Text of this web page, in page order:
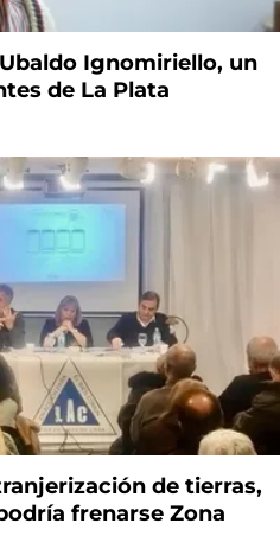
Ignomiriello, un
de La Plata
de tierras,
frenarse Zona